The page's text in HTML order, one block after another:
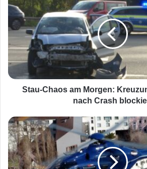
t
a
u
-
C
a
o
M
o
r
g
e
Stau-Chaos am Morgen:
nach Crash
N
a
c
h
b